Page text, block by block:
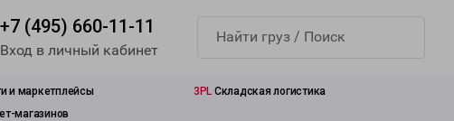
+7 (495) 660-11-11
Вход в личный кабинет
и маркетплейсы 3PL Складская логистика
магазинов